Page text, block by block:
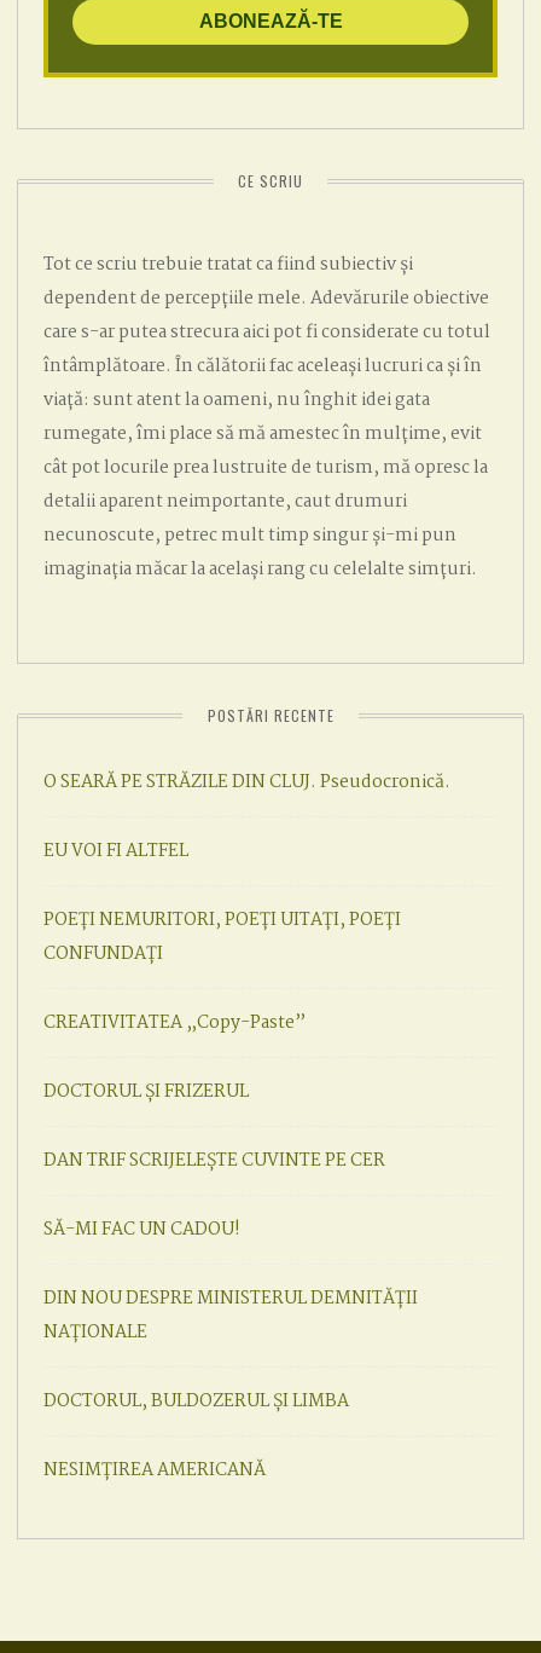
CE SCRIU
Tot ce scriu trebuie tratat ca fiind subiectiv și
dependent de percepțiile mele. Adevărurile obiective
care s-ar putea strecura aici pot fi considerate cu totul
întâmplătoare. În călătorii fac aceleași lucruri ca și în
viață: sunt atent la oameni, nu înghit idei gata
rumegate, îmi place să mă amestec în mulțime, evit
cât pot locurile prea lustruite de turism, mă opresc la
detalii aparent neimportante, caut drumuri
necunoscute, petrec mult timp singur și-mi pun
imaginația măcar la același rang cu celelalte simțuri.
POSTĂRI RECENTE
O SEARĂ PE STRĂZILE DIN CLUJ. Pseudocronică.
EU VOI FI ALTFEL
POEȚI NEMURITORI, POEȚI UITAȚI, POEȚI
CONFUNDAȚI
CREATIVITATEA „Copy-Paste”
DOCTORUL ȘI FRIZERUL
DAN TRIF SCRIJELEȘTE CUVINTE PE CER
SĂ-MI FAC UN CADOU!
DIN NOU DESPRE MINISTERUL DEMNITĂȚII
NAȚIONALE
DOCTORUL, BULDOZERUL ȘI LIMBA
NESIMȚIREA AMERICANĂ